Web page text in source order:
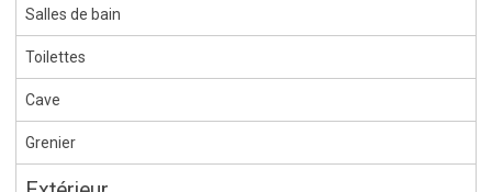
Salles de bain
Toilettes
Cave
Grenier